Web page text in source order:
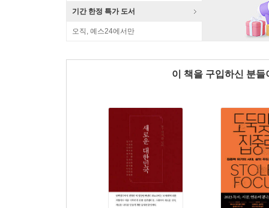
기간 한정 특가 도서
오직, 예스24에서만
이 책을 구입하신 분